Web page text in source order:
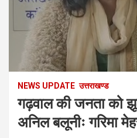
NEWS UPDATE उत्तराखण्ड
गढ़वाल की जनता को
अनिल बलूनीः गरिमा